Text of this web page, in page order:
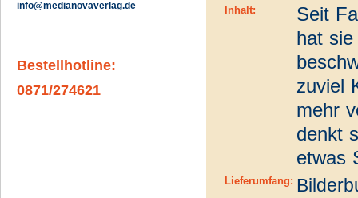
info@medianovaverlag.de
Bestellhotline:
0871/274621
Inhalt:
Seit
hat
zuviel
mehr
denkt
etwas
Lieferumfang: